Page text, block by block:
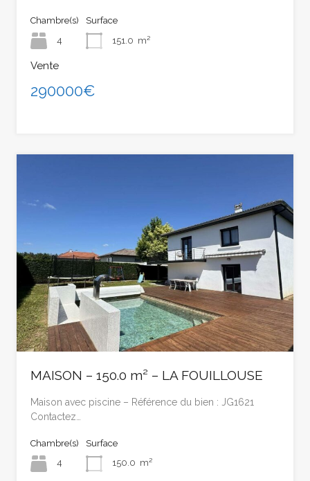
Chambre(s)
4
Surface
151.0 m²
Vente
290000€
MAISON – 150.0 m² – LA FOUILLOUSE
Maison avec piscine – Référence du bien : JG1621
Contactez…
Chambre(s)
4
Surface
150.0 m²